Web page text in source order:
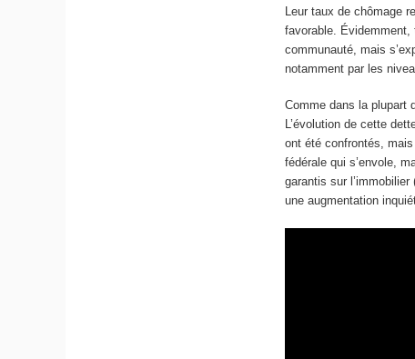
Leur taux de chômage
favorable. Évidemment,
communauté, mais
notamment par les
Comme dans la plupart
L’évolution de cette
ont été confrontés,
fédérale qui s’envole,
garantis sur
une augmentation